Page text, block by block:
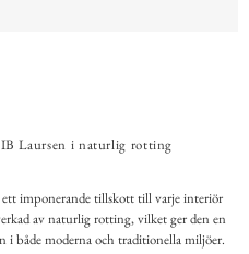
Laursen i naturlig rotting
imponerande tillskott till varje interiör
av naturlig rotting, vilket ger den en
i både moderna och traditionella miljöer.